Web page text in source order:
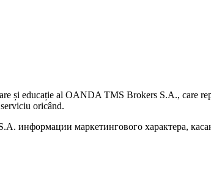
și educație al OANDA TMS Brokers S.A., care
oricând.
информации маркетингового характера,